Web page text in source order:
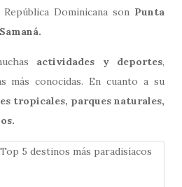
Dominicana son Punta
actividades y deportes,
más conocidas. En cuanto a su
tropicales, parques naturales,